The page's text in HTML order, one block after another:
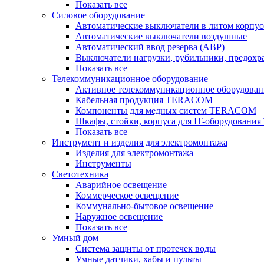
Показать все
Силовое оборудование
Автоматические выключатели в литом
Автоматические выключатели воздушные
Автоматический ввод резерва (АВР)
Выключатели нагрузки, рубильники,
Показать все
Телекоммуникационное оборудование
Активное телекоммуникационное
Кабельная продукция TERACOM
Компоненты для медных систем TERACOM
Шкафы, стойки, корпуса для IT-
Показать все
Инструмент и изделия для электромонтажа
Изделия для электромонтажа
Инструменты
Светотехника
Аварийное освещение
Коммерческое освещение
Коммунально-бытовое освещение
Наружное освещение
Показать все
Умный дом
Система защиты от протечек воды
Умные датчики, хабы и пульты